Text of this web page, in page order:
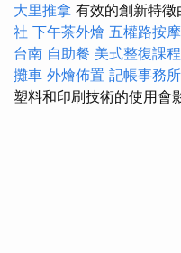
大里推拿 有效的創新特徵
社 下午茶外燴 五權路按摩
台南 自助餐 美式整復課程
攤車 外燴佈置 記帳事務所
塑料和印刷技術的使用會